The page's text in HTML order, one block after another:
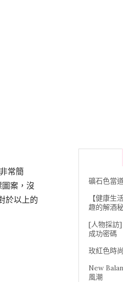
常簡
案，沒
於以上的
礦石色當
【健康生
趣的解酒
[人物採訪
成功密碼
玫紅色時
New
風潮